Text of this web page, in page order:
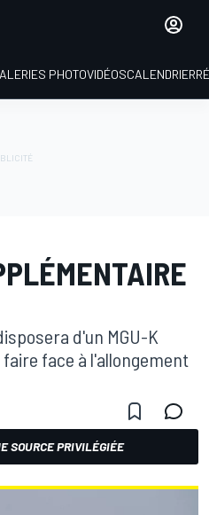
PHOTOVIDÉOSCALENDRIER
d'un MGU-K
face à l'allongement
SOURCE PRIVILÉGIÉE